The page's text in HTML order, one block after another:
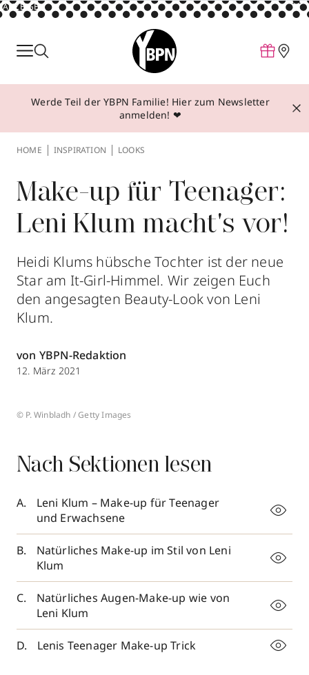
ANZEIGE
Parfum
Make-up
Behandlungen
Über YBPN
Aktionen
Storefinder
Werde Teil der YBPN Familie! Hier zum Newsletter
anmelden! ❤
HOME INSPIRATION LOOKS
Make-up für Teenager:
Leni Klum macht's vor!
Heidi Klums hübsche Tochter ist der neue
Star am It-Girl-Himmel. Wir zeigen Euch
den angesagten Beauty-Look von Leni
Klum.
von YBPN-Redaktion
12. März 2021
© P. Winbladh / Getty Images
Nach Sektionen lesen
Leni Klum – Make-up für Teenager
und Erwachsene
Natürliches Make-up im Stil von Leni
Klum
Natürliches Augen-Make-up wie von
Leni Klum
Lenis Teenager Make-up Trick